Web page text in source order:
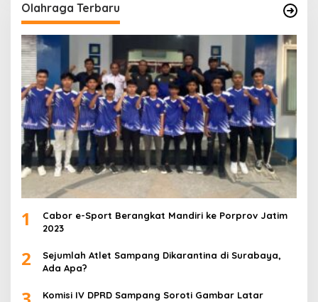
Olahraga Terbaru
1
Cabor e-Sport Berangkat Mandiri ke Porprov Jatim
2023
2
Sejumlah Atlet Sampang Dikarantina di Surabaya,
Ada Apa?
Komisi IV DPRD Sampang Soroti Gambar Latar